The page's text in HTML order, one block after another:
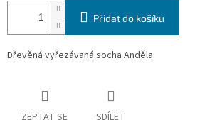
Přidat do košíku
Dřevěná vyřezávaná socha Anděla
ZEPTAT SE SDÍLET